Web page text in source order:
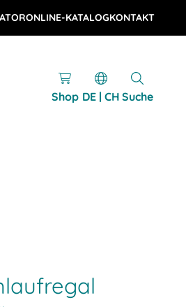
ONLINE-KATALOGKONTAKT
Shop DE | CH Suche